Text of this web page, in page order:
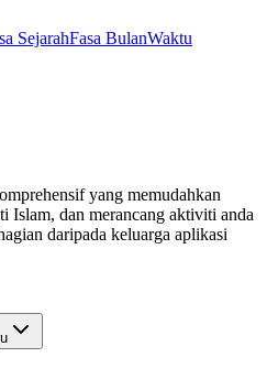
SejarahFasa BulanWaktu
yang memudahkan
dan merancang aktiviti anda
daripada keluarga aplikasi